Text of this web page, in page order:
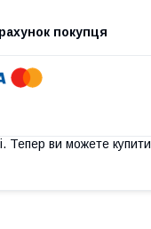
покупця
Тепер ви можете купити